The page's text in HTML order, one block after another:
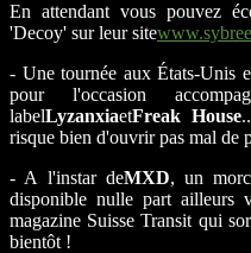
En attendant vous pouvez
'Decoy' sur leur site
- Une tournée aux États-Unis
pour l'occasion
labelLyzanxiaetFreak House
risque bien d'ouvrir pas mal de
- A l'instar deMXD, un
disponible nulle part ailleurs
magazine Suisse Transit qui
bientôt !